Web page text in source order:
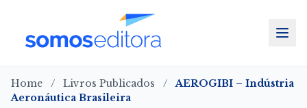
Home / Livros Publicados /
AEROGIBI – Indústria
Aeronáutica Brasileira